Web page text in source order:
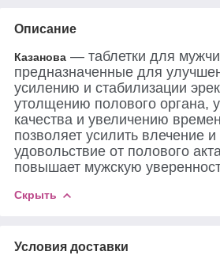
Описание
Казанова — таблетки для
предназначенные для
усилению и стабилизации
утолщению полового органа,
качества и увеличению
позволяет усилить влечение и
удовольствие от полового
повышает мужскую
Скрыть
Условия доставки